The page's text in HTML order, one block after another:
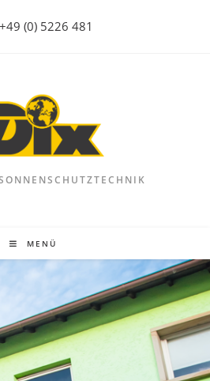
(0) 5226 481
MENÜ